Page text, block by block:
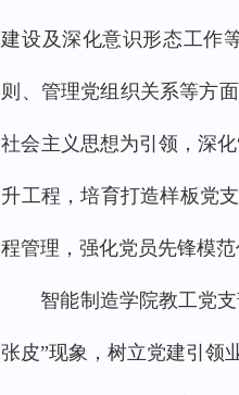
建设及深化意识形态工作
则、管理党组织关系等方
社会主义思想为引领，深
升工程，培育打造样板党
程管理，强化党员先锋模
智能制造学院教工党
张皮”现象，树立党建引领